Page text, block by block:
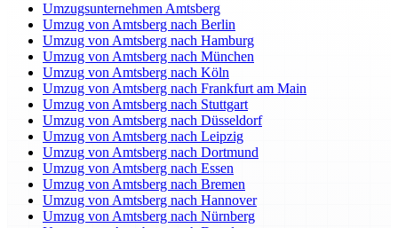
Umzugsunternehmen Amtsberg
Umzug von Amtsberg nach Berlin
Umzug von Amtsberg nach Hamburg
Umzug von Amtsberg nach München
Umzug von Amtsberg nach Köln
Umzug von Amtsberg nach Frankfurt am Main
Umzug von Amtsberg nach Stuttgart
Umzug von Amtsberg nach Düsseldorf
Umzug von Amtsberg nach Leipzig
Umzug von Amtsberg nach Dortmund
Umzug von Amtsberg nach Essen
Umzug von Amtsberg nach Bremen
Umzug von Amtsberg nach Hannover
Umzug von Amtsberg nach Nürnberg